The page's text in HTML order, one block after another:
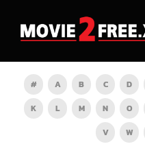
# A B C D
K
L M N O
V
W